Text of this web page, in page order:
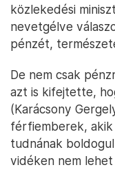
közlekedési
nevetgélve
pénzét,
De nem csak
azt is kifejtette,
(Karácsony
férfiemberek,
tudnának
vidéken nem lehet